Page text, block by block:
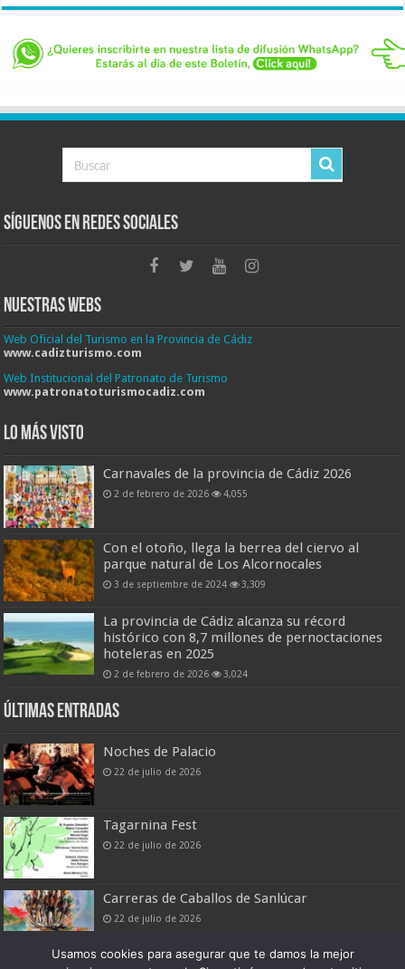
Síguenos en Redes Sociales
Nuestras Webs
Web Oficial del Turismo en la Provincia de Cádiz
www.cadizturismo.com
Web Institucional del Patronato de Turismo
www.patronatoturismocadiz.com
Lo más visto
Carnavales de la provincia de Cádiz 2026
2 de febrero de 2026 4,055
Con el otoño, llega la berrea del ciervo al
parque natural de Los Alcornocales
3 de septiembre de 2024 3,309
La provincia de Cádiz alcanza su récord
histórico con 8,7 millones de pernoctaciones
hoteleras en 2025
2 de febrero de 2026 3,024
Últimas entradas
Noches de Palacio
22 de julio de 2026
Tagarnina Fest
22 de julio de 2026
Carreras de Caballos de Sanlúcar
22 de julio de 2026
Usamos cookies para asegurar que te damos la mejor